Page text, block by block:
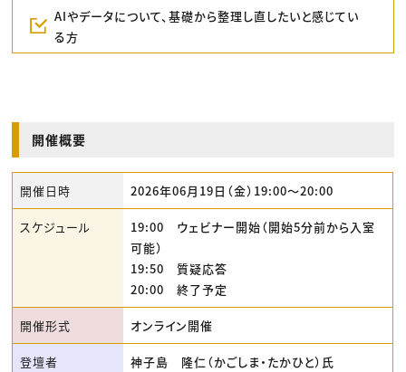
AIやデータについて、基礎から整理し直したいと感じてい
る方
開催概要
開催日時 2026年06月19日（金）19:00〜20:00
スケジュール
19:00 ウェビナー開始（開始5分前から入室
可能）
19:50 質疑応答
20:00 終了予定
開催形式 オンライン開催
登壇者
神子島 隆仁（かごしま・たかひと）氏